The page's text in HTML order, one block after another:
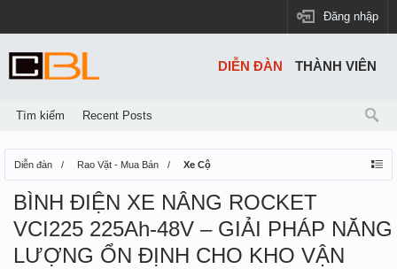
Đăng nhập
Diễn đàn Rao Vặt - Mua Bán Xe Cộ
BÌNH ĐIỆN XE NÂNG ROCKET
VCI225 225Ah-48V – GIẢI PHÁP NĂNG
LƯỢNG ỔN ĐỊNH CHO KHO VẬN
DIỄN ĐÀN
Tìm kiếm Recent Posts
THÀNH VIÊN